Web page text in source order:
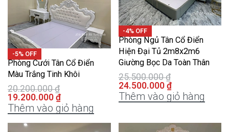
-5% OFF
Phòng Cưới Tân Cổ Điển
Màu Trắng Tinh Khôi
20.200.000₫
19.200.000 ₫
Thêm vào giỏ hàng
-4% OFF
Phòng Ngủ Tân Cổ Điển
Hiện Đại Tủ 2m8x2m6
Giường Bọc Da Toàn Thân
25.500.000₫
24.500.000 ₫
Thêm vào giỏ hàng